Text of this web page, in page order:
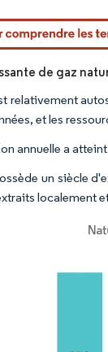
La réutilisation
de gaz
relativement
et les
annuelle a
un siècle
localement